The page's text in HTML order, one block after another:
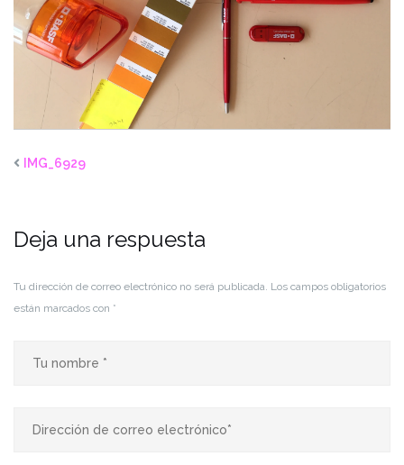
IMG_6929
Deja una respuesta
Tu dirección de correo electrónico no será publicada. Los campos obligatorios
están marcados con *